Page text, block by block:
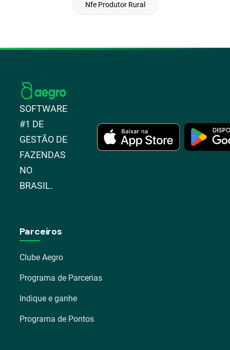
Nfe Produtor Rural
SOFTWARE
#1 DE
GESTÃO DE
FAZENDAS
NO
BRASIL.
Parceiros
Clube Aegro
Programa de Parcerias
Indique e ganhe
Programa de Pontos